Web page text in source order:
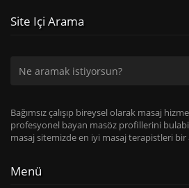
Site Içi Arama
Bağımsız çalışıp bireysel olarak masaj
profesyonel bayan masöz profillerini
masaj sitemizde en iyi masaj terapistleri
Menü